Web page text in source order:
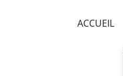
ACCUEIL